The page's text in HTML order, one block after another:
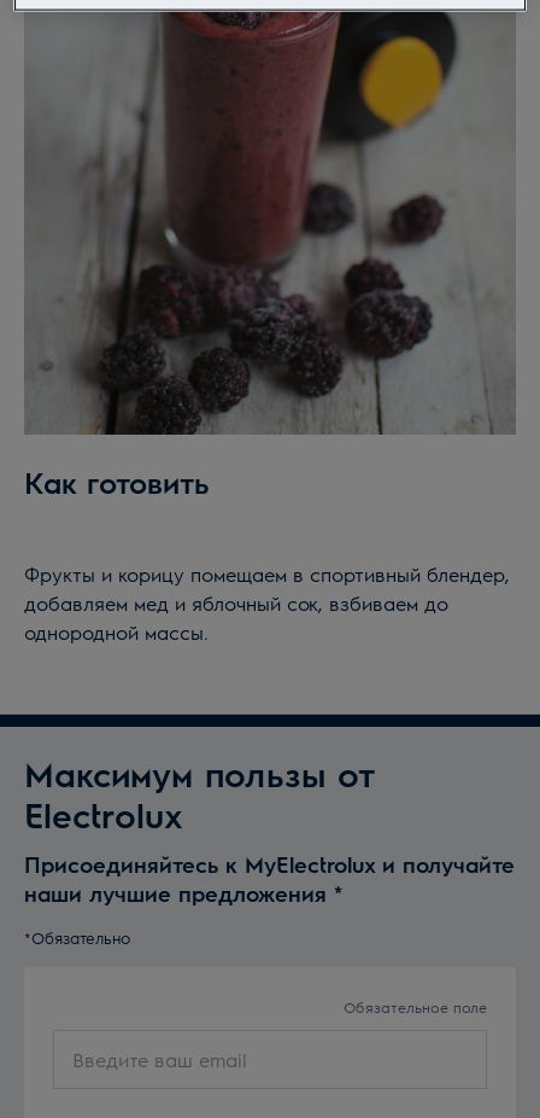
Как готовить
Фрукты и корицу помещаем в спортивный блендер,
добавляем мед и яблочный сок, взбиваем до
однородной массы.
Максимум пользы от
Electrolux
Присоединяйтесь к MyElectrolux и получайте
наши лучшие предложения *
*Обязательно
Обязательное поле
ваш